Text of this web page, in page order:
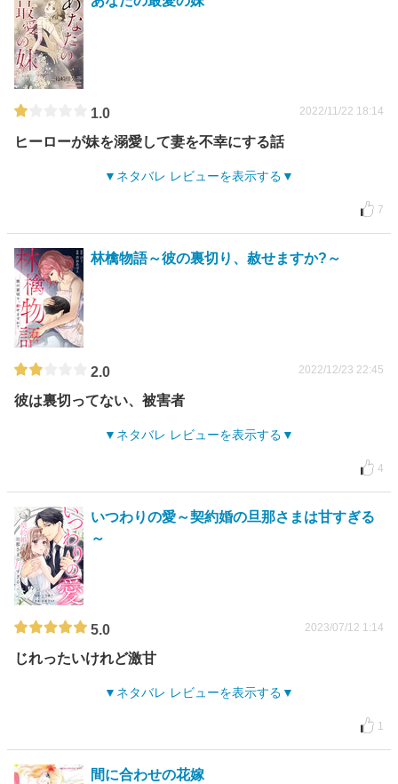
1.0 2022/11/22 18:14
ヒーローが妹を溺愛して妻を不幸にする話
ネタバレ レビューを表示する
7
林檎物語～彼の裏切り、赦せますか?～
2.0 2022/12/23 22:45
彼は裏切ってない、被害者
ネタバレ レビューを表示する
4
いつわりの愛～契約婚の旦那さまは甘すぎる
～
5.0 2023/07/12 1:14
じれったいけれど激甘
ネタバレ レビューを表示する
1
間に合わせの花嫁